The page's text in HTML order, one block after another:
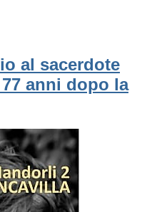
al sacerdote
anni dopo la